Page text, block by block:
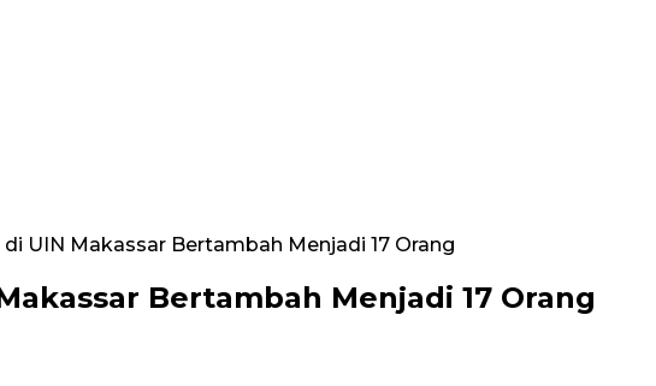
UIN Makassar Bertambah Menjadi 17 Orang
Bertambah Menjadi 17 Orang